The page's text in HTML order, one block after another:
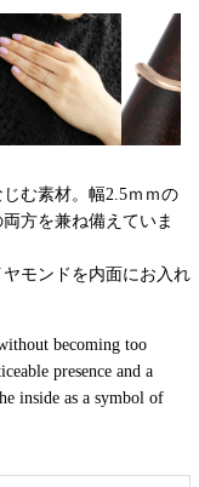
む素材。幅2.5ｍｍの
方を兼ね備えていま
モンドを内面にお入れ
becoming too
presence and a
inside as a symbol of